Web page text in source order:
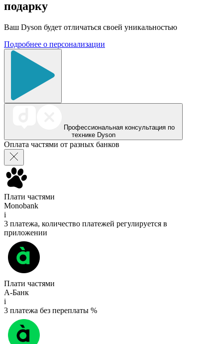
подарку
Ваш Dyson будет отличаться своей уникальностью
Подробнее о персонализации
Профессиональная консультация по
технике Dyson
Оплата частями от разных банков
Плати частями
Monobank
i
3 платежа, количество платежей регулируется в
приложении
Плати частями
А-Банк
i
3 платежа без переплаты %